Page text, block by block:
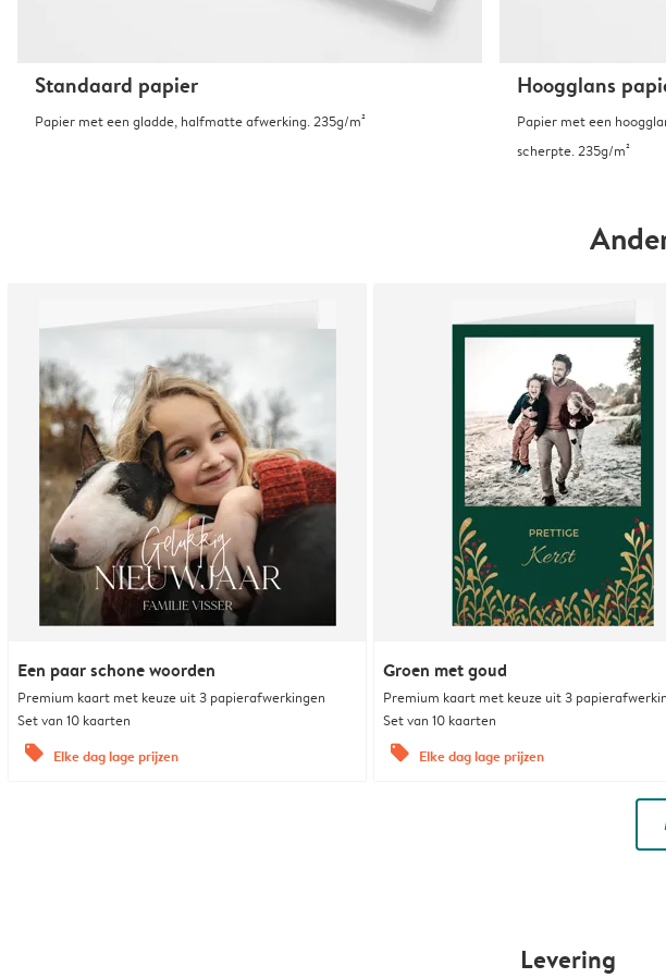
Standaard papier
Papier met een gladde, halfmatte afwerking. 235g/m²
Hoogglans
Papier met een
scherpte. 235g/m²
Een paar schone woorden
Premium kaart met keuze uit 3 papierafwerkingen
Set van 10 kaarten
offers Elke dag lage prijzen
Groen met goud
Premium kaart met keuze uit 3
Set van 10 kaarten
offers Elke dag lage prijzen
Levering